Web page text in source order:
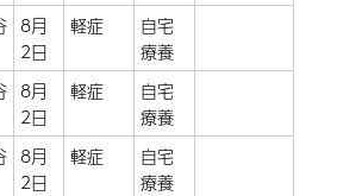
8月
2日
軽症
自宅
療養
8月
2日
軽症
自宅
療養
8月
2日
軽症
自宅
療養